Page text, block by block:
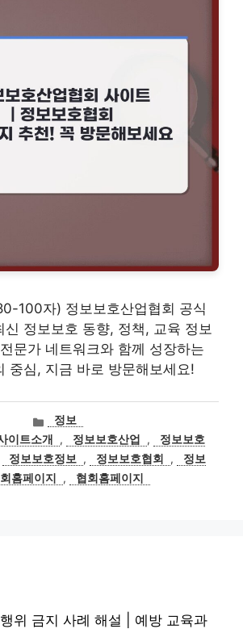
100자) 정보보호산업협회 공식
신 정보보호 동향, 정책, 교육 정보
문가 네트워크와 함께 성장하는
중심, 지금 바로 방문해보세요!
카
테
고
리
정보
이트소개 , 정보보호산업 ,
정보보호
정보보호정보 , 정보보호협회 ,
정보
홈페이지
, 협회홈페이지
위 금지 사례 해설 | 예방 교육과